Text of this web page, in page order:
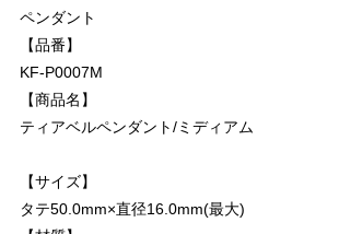
ペンダント
【品番】
KF-P0007M
【商品名】
ティアベルペンダント/ミディアム
【サイズ】
タテ50.0mm×直径16.0mm(最大)